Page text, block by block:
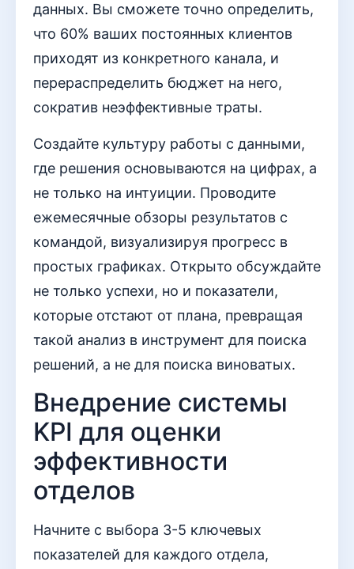
данных. Вы сможете точно определить,
что 60% ваших постоянных клиентов
приходят из конкретного канала, и
перераспределить бюджет на него,
сократив неэффективные траты.
Создайте культуру работы с данными,
где решения основываются на цифрах, а
не только на интуиции. Проводите
ежемесячные обзоры результатов с
командой, визуализируя прогресс в
простых графиках. Открыто обсуждайте
не только успехи, но и показатели,
которые отстают от плана, превращая
такой анализ в инструмент для поиска
решений, а не для поиска виноватых.
Внедрение системы
KPI для оценки
эффективности
отделов
Начните с выбора 3-5 ключевых
показателей для каждого отдела,